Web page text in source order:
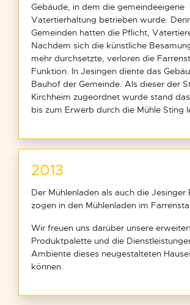
Gebäude, in dem die gemeindeeigene
Vatertierhaltung betrieben wurde.
Gemeinden hatten die Pflicht,
Nachdem sich die künstliche
mehr durchsetzte, verloren die
Funktion. In Jesingen diente das
Bauhof der Gemeinde. Als dieser der
Kirchheim zugeordnet wurde stand
bis zum Erwerb durch die Mühle Sting
2013
Der Mühlenladen als auch die Jesinger
zogen in den Mühlenladen im
Wir freuen uns darüber unsere
Produktpalette und die
Ambiente dieses neugestalteten
können.